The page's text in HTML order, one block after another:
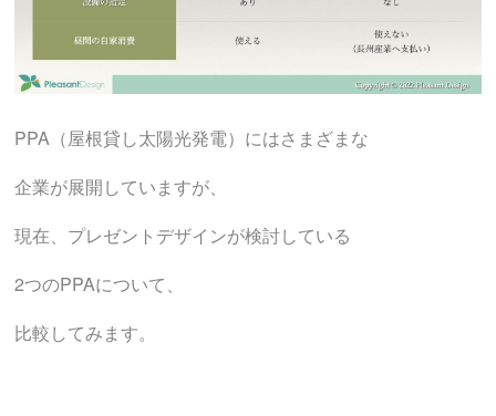
PPA（屋根貸し太陽光発電）にはさまざまな
企業が展開していますが、
現在、プレゼントデザインが検討している
2つのPPAについて、
比較してみます。